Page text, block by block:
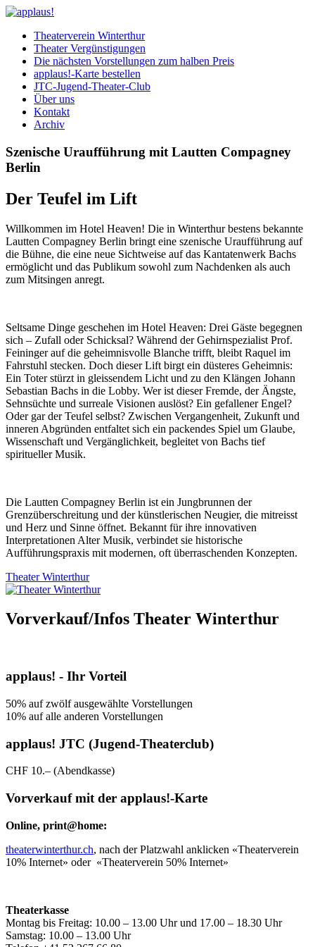
Theaterverein Winterthur
Theater Vergünstigungen
Die nächsten Vorstellungen zum halben Preis
applaus!-Karte bestellen
JTC-Jugend-Theater-Club
Über uns
Kontakt
Archiv
Szenische Uraufführung mit Lautten Compagney
Berlin
Der Teufel im Lift
Willkommen im Hotel Heaven! Die in Winterthur bestens bekannte
Lautten Compagney Berlin bringt eine szenische Uraufführung auf
die Bühne, die eine neue Sichtweise auf das Kantatenwerk Bachs
ermöglicht und das Publikum sowohl zum Nachdenken als auch
zum Mitsingen anregt.
Seltsame Dinge geschehen im Hotel Heaven: Drei Gäste begegnen
sich – Zufall oder Schicksal? Während der Gehirnspezialist Prof.
Feininger auf die geheimnisvolle Blanche trifft, bleibt Raquel im
Fahrstuhl stecken. Doch dieser Lift birgt ein düsteres Geheimnis:
Ein Toter stürzt in gleissendem Licht und zu den Klängen Johann
Sebastian Bachs in die Lobby. Wer ist dieser Fremde, der Ängste,
Sehnsüchte und surreale Visionen auslöst? Ein gefallener Engel?
Oder gar der Teufel selbst? Zwischen Vergangenheit, Zukunft und
inneren Abgründen entfaltet sich ein packendes Spiel um Glaube,
Wissenschaft und Vergänglichkeit, begleitet von Bachs tief
spiritueller Musik.
Die Lautten Compagney Berlin ist ein Jungbrunnen der
Grenzüberschreitung und der künstlerischen Neugier, die mitreisst
und Herz und Sinne öffnet. Bekannt für ihre innovativen
Interpretationen Alter Musik, verbindet sie historische
Aufführungspraxis mit modernen, oft überraschenden Konzepten.
Theater Winterthur
Vorverkauf/Infos Theater Winterthur
applaus! - Ihr Vorteil
50% auf zwölf ausgewählte Vorstellungen
10% auf alle anderen Vorstellungen
applaus! JTC (Jugend-Theaterclub)
CHF 10.– (Abendkasse)
Vorverkauf mit der applaus!-Karte
Online, print@home:
theaterwinterthur.ch, nach der Platzwahl anklicken «Theaterverein
10% Internet» oder «Theaterverein 50% Internet»
Theaterkasse
Montag bis Freitag: 10.00 – 13.00 Uhr und 17.00 – 18.30 Uhr
Samstag: 10.00 – 13.00 Uhr